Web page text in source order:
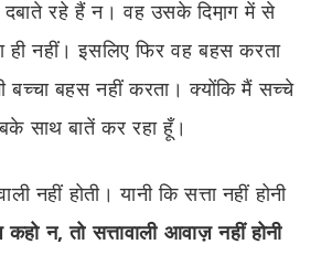
रहे हैं न। वह उसके दिमा़ग में से
ही नहीं। इसलिए फिर वह बहस करता
बहस नहीं करता। क्योंकि मैं सच्चे
साथ बातें कर रहा हूँ।
नहीं होती। यानी कि सत्ता नहीं होनी
न, तो सत्तावाली आवाज़ नहीं होनी